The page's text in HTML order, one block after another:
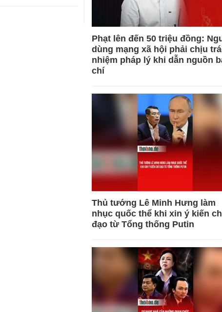
Phạt lên đến 50 triệu đồng:
dùng mạng xã hội phải chịu
nhiệm pháp lý khi dẫn nguồn
chí
Thủ tướng Lê Minh Hưng làm
nhục quốc thể khi xin ý kiến
đạo từ Tổng thống Putin